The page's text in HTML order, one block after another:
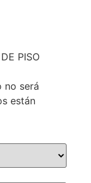
PISO
no será
están